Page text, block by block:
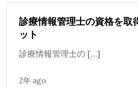
診療情報管理士の資格を取
ット
診療情報管理士の […]
2年 ago